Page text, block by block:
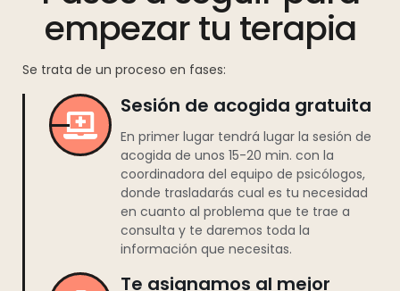
empezar tu terapia
Se trata de un proceso en fases:
Sesión de acogida gratuita
En primer lugar tendrá lugar la sesión de
acogida de unos 15-20 min. con la
coordinadora del equipo de psicólogos,
donde trasladarás cual es tu necesidad
en cuanto al problema que te trae a
consulta y te daremos toda la
información que necesitas.
Te asignamos al mejor